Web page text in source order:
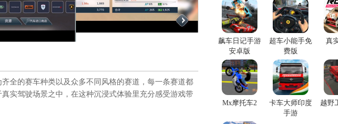
全的赛车种类以及众多不同风格的赛道，每一条赛道都
实驾驶场景之中，在这种沉浸式体验里充分感受游戏带
飙车日记手游
安卓版
超车小能手免
费版
真
Mx摩托车2
卡车大师印度
手游
越野